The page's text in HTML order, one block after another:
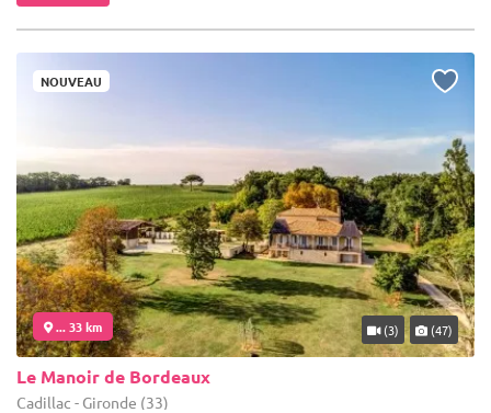
NOUVEAU
... 33 km (3) (47)
Le Manoir de Bordeaux
Cadillac - Gironde (33)